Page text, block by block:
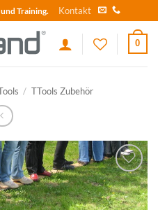
Training. Kontakt
0
/ TTools Zubehör
zum
Merkzettel